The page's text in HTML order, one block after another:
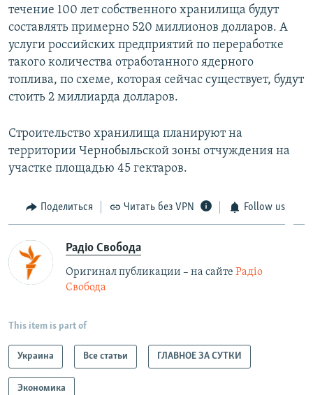
течение 100 лет собственного хранилища будут
составлять примерно 520 миллионов долларов. А
услуги российских предприятий по переработке
такого количества отработанного ядерного
топлива, по схеме, которая сейчас существует, будут
стоить 2 миллиарда долларов.
Строительство хранилища планируют на
территории Чернобыльской зоны отчуждения на
участке площадью 45 гектаров.
Поделиться Читать без VPN Follow us
Радіо Свобода
Оригинал публикации – на сайте Радіо
Свобода
This item is part of
Украина Все статьи ГЛАВНОЕ ЗА СУТКИ
Экономика